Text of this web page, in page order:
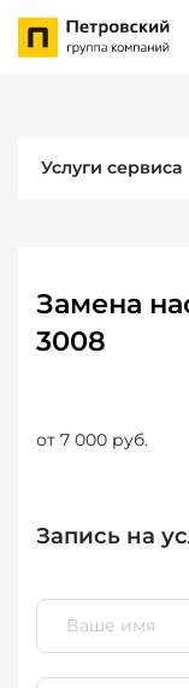
Услуги сервиса
Замена
3008
от 7 000 руб.
Запись на